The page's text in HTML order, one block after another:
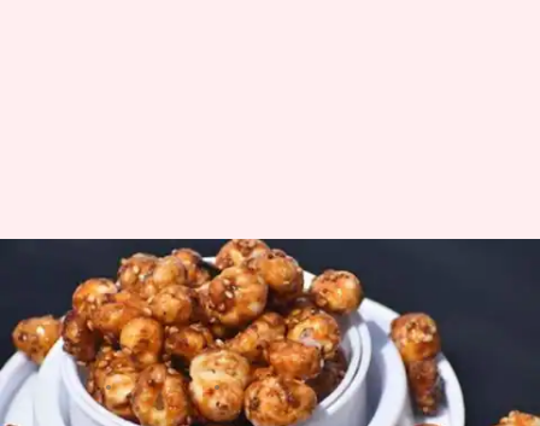
मूवी टाइम के लिए एकदम परफेक्ट
स्नैक्स है कैरेमल मखाने, घर पर ऐसे
करें तैयार
लेखन अंजली Mar 17, 2020 08:42 pm